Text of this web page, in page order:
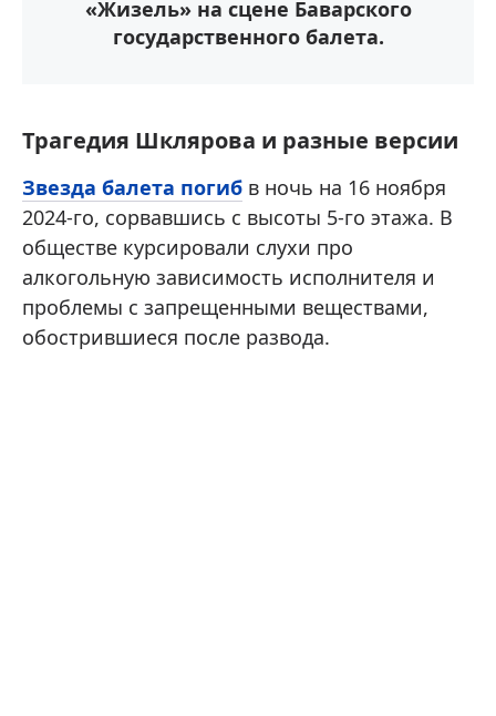
«Жизель» на сцене Баварского
государственного балета.
Трагедия Шклярова и разные версии
Звезда балета погиб в ночь на 16 ноября
2024-го, сорвавшись с высоты 5-го этажа. В
обществе курсировали слухи про
алкогольную зависимость исполнителя и
проблемы с запрещенными веществами,
обострившиеся после развода.